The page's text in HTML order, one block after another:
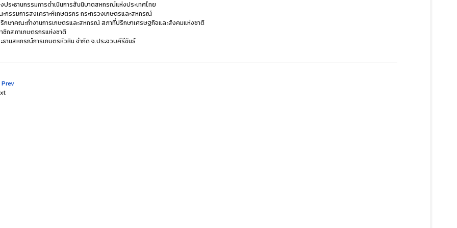
ประธานกรรมการดำเนินการสันนิบาตสหกรณ์แห่งประเทศไทย
กรรมการสงเคราะห์เกษตรกร กระทรวงเกษตรและสหกรณ์
กษาคณะทำงานการเกษตรและสหกรณ์ สภาที่ปรึกษาเศรษฐกิจและสังคมแห่งชาติ
ชิกสภาเกษตรกรแห่งชาติ
ธานสหกรณ์การเกษตรหัวหิน จำกัด จ.ประจวบคีรีขันธ์
Prev